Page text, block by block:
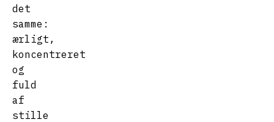
det
samme:
ærligt,
koncentreret
og
fuld
af
stille